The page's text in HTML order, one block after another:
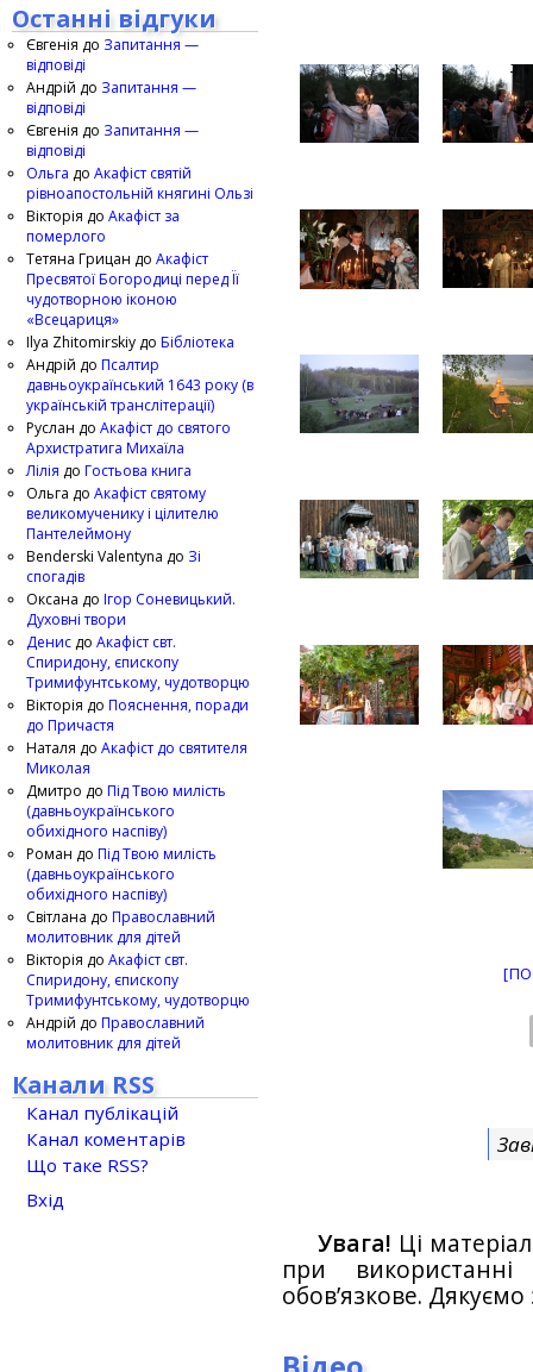
Увага! Ці
при
обов’язкове.
Останні відгуки
Євгенія до Запитання —
відповіді
Андрій до Запитання —
відповіді
Євгенія до Запитання —
відповіді
Ольга до Акафіст святій
рівноапостольній княгині Ользі
Вікторія до Акафіст за
померлого
Тетяна Грицан до Акафіст
Пресвятої Богородиці перед Її
чудотворною іконою
«Всецариця»
Ilya Zhitomirskiy до Бібліотека
Андрій до Псалтир
давньоукраїнський 1643 року (в
українській транслітерації)
Руслан до Акафіст до святого
Архистратига Михаїла
Лілія до Гостьова книга
Ольга до Акафіст святому
великомученику і цілителю
Пантелеймону
Benderski Valentyna до Зі
спогадів
Оксана до Ігор Соневицький.
Духовні твори
Денис до Акафіст свт.
Спиридону, єпископу
Тримифунтському, чудотворцю
Вікторія до Пояснення, поради
до Причастя
Наталя до Акафіст до святителя
Миколая
Дмитро до Під Твою милість
(давньоукраїнського
обихідного наспіву)
Роман до Під Твою милість
(давньоукраїнського
обихідного наспіву)
Світлана до Православний
молитовник для дітей
Вікторія до Акафіст свт.
Спиридону, єпископу
Тримифунтському, чудотворцю
Андрій до Православний
молитовник для дітей
Канали RSS
Канал публікацій
Канал коментарів
Що таке RSS?
Вхід